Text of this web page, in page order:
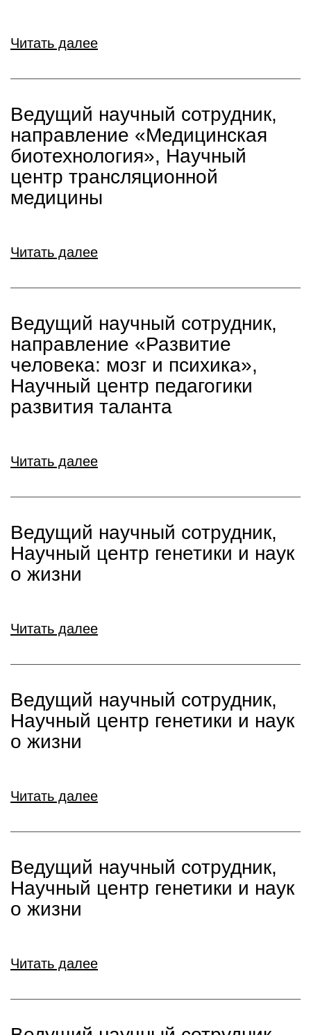
Читать далее
Ведущий научный сотрудник,
направление «Медицинская
биотехнология», Научный
центр трансляционной
медицины
Читать далее
Ведущий научный сотрудник,
направление «Развитие
человека: мозг и психика»,
Научный центр педагогики
развития таланта
Читать далее
Ведущий научный сотрудник,
Научный центр генетики и наук
о жизни
Читать далее
Ведущий научный сотрудник,
Научный центр генетики и наук
о жизни
Читать далее
Ведущий научный сотрудник,
Научный центр генетики и наук
о жизни
Читать далее